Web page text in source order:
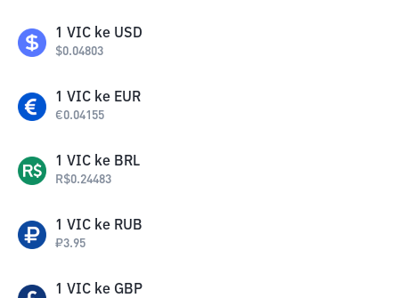
1 VIC ke USD
$0.04803
1 VIC ke EUR
€0.04155
1 VIC ke BRL
R$0.24483
1 VIC ke RUB
₽3.95
1 VIC ke GBP